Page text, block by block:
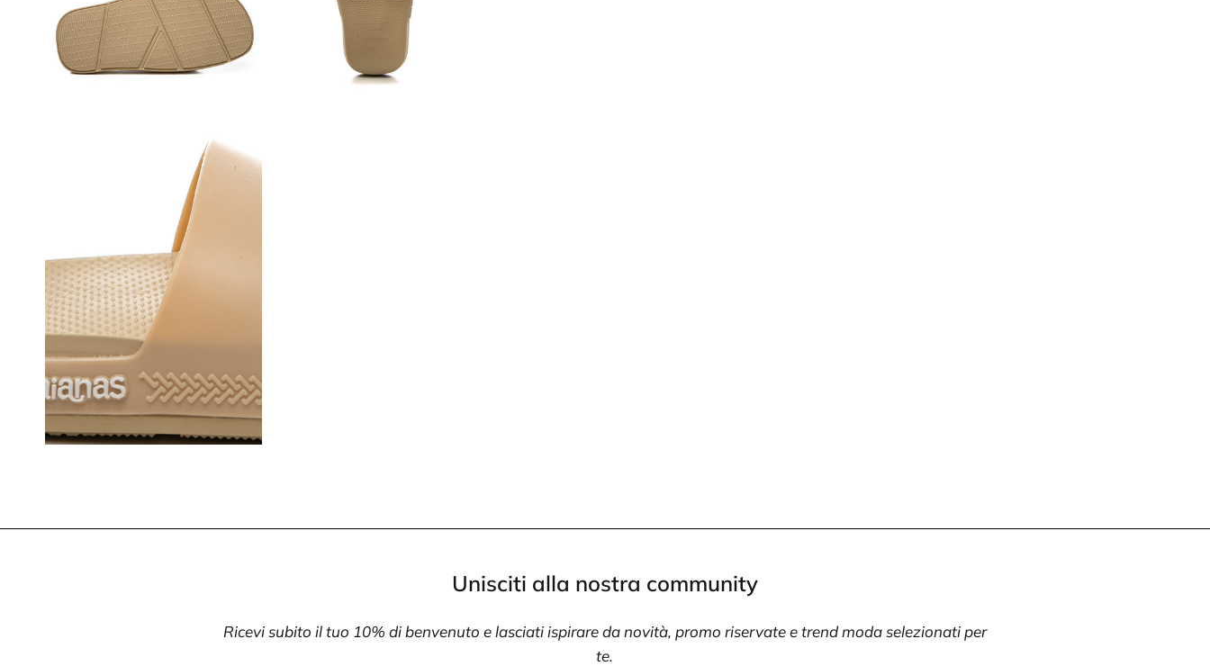
Unisciti alla nostra community
Ricevi subito il tuo 10% di benvenuto e lasciati ispirare da novità, promo riservate e trend moda selezionati per
te.